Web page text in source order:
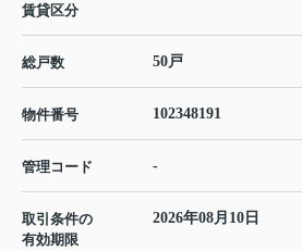
賃貸区分
総戸数 50戸
物件番号 102348191
管理コード -
取引条件の
有効期限
2026年08月10日